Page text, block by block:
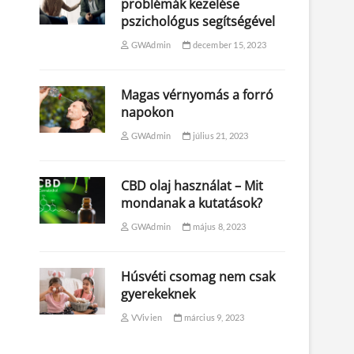
problémák kezelése
pszichológus segítségével
GWAdmin december 15, 2023
Magas vérnyomás a forró
napokon
GWAdmin július 21, 2023
CBD olaj használat – Mit
mondanak a kutatások?
GWAdmin május 8, 2023
Húsvéti csomag nem csak
gyerekeknek
VVivien március 9, 2023